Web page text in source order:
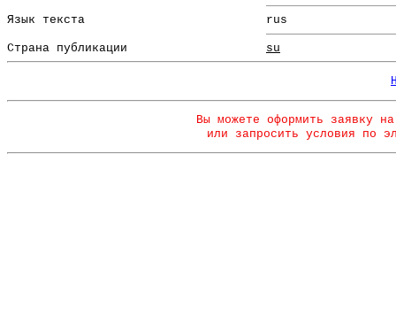
Язык текста rus
Страна публикации su
Вы можете оформить заявку
или запросить условия по